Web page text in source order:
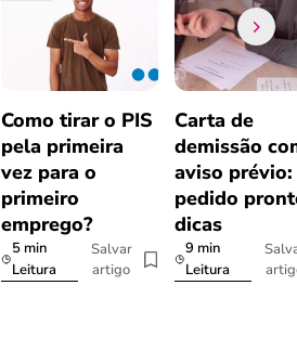
Como tirar o PIS
pela primeira
vez para o
primeiro
emprego?
5 min
Leitura
Salvar
artigo
Carta de
demissão
aviso prévio:
pedido
dicas
9 min
Leitura